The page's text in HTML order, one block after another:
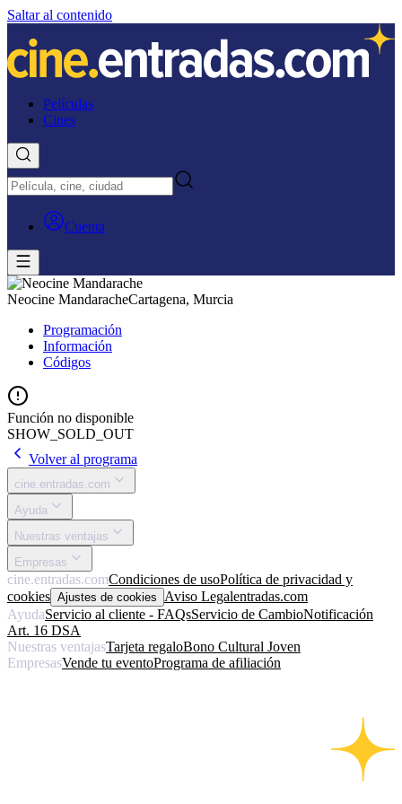
Saltar al contenido
Películas
Cines
Cuenta
Neocine MandaracheCartagena, Murcia
Programación
Información
Códigos
Función no disponible
SHOW_SOLD_OUT
Volver al programa
cine.entradas.com
Ayuda
Nuestras ventajas
Empresas
cine.entradas.comCondiciones de usoPolítica de privacidad y
cookies Ajustes de cookies Aviso Legalentradas.com
AyudaServicio al cliente - FAQsServicio de CambioNotificación
Art. 16 DSA
Nuestras ventajasTarjeta regaloBono Cultural Joven
EmpresasVende tu eventoPrograma de afiliación